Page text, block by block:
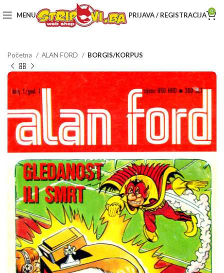
MENU PRIJAVA / REGISTRACIJA 0
Početna ALAN FORD BORGIS/KORPUS